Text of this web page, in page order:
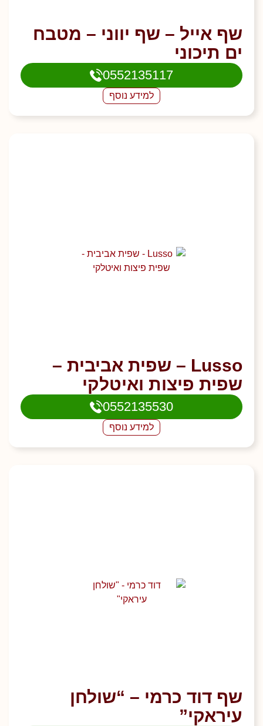
שף אייל – שף יווני – מטבח
ים תיכוני
0552135117
למידע נוסף
Lusso – שפית אביבית –
שפית פיצות ואיטלקי
0552135530
למידע נוסף
שף דוד כרמי – “שולחן
עיראקי”